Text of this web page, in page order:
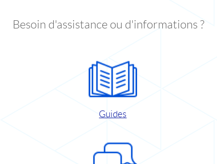
Besoin d'assistance ou d'informations ?
Guides